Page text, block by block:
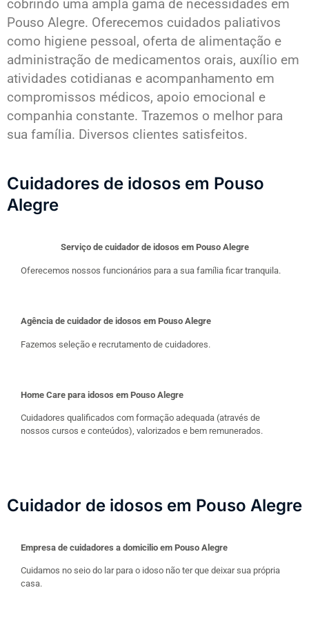
cobrindo uma ampla gama de necessidades em
Pouso Alegre. Oferecemos cuidados paliativos
como higiene pessoal, oferta de alimentação e
administração de medicamentos orais, auxílio em
atividades cotidianas e acompanhamento em
compromissos médicos, apoio emocional e
companhia constante. Trazemos o melhor para
sua família. Diversos clientes satisfeitos.
Cuidadores de idosos em Pouso
Alegre
Serviço de cuidador de idosos em Pouso Alegre
Oferecemos nossos funcionários para a sua família ficar tranquila.
Agência de cuidador de idosos em Pouso Alegre
Fazemos seleção e recrutamento de cuidadores.
Home Care para idosos em Pouso Alegre
Cuidadores qualificados com formação adequada (através de
nossos cursos e conteúdos), valorizados e bem remunerados.
Cuidador de idosos em Pouso Alegre
Empresa de cuidadores a domicilio em Pouso Alegre
Cuidamos no seio do lar para o idoso não ter que deixar sua própria
casa.